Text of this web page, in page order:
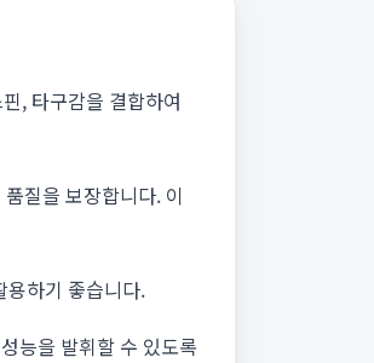
, 타구감을 결합하여
질을 보장합니다. 이
하기 좋습니다.
능을 발휘할 수 있도록